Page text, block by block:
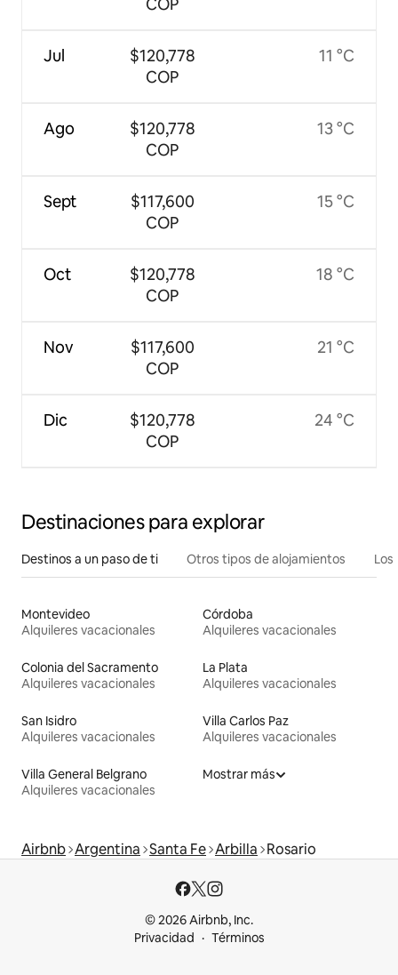
Jul
Ago
Sept
Oct
Nov
Dic
$120,778
COP
$120,778
COP
$117,600
COP
$120,778
COP
$117,600
COP
$120,778
COP
11 °C
13 °C
15 °C
18 °C
21 °C
24 °C
Destinaciones para explorar
Destinos a un paso de ti Otros tipos de alojamientos
Montevideo
Alquileres vacacionales
Córdoba
Alquileres vacacionales
Colonia del Sacramento
Alquileres vacacionales
La Plata
Alquileres vacacionales
San Isidro
Alquileres vacacionales
Villa Carlos Paz
Alquileres vacacionales
Villa General Belgrano
Alquileres vacacionales
Mostrar más
Airbnb Argentina Santa Fe Arbilla Rosario
© 2026 Airbnb, Inc.
Privacidad
Términos